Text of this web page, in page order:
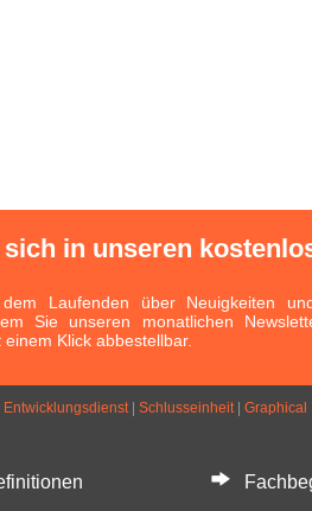
in unseren
Laufenden über Neuigkeiten
Sie unseren monatlichen
Klick abbestellbar.
Entwicklungsdienst| Schlusseinheit| Graphical